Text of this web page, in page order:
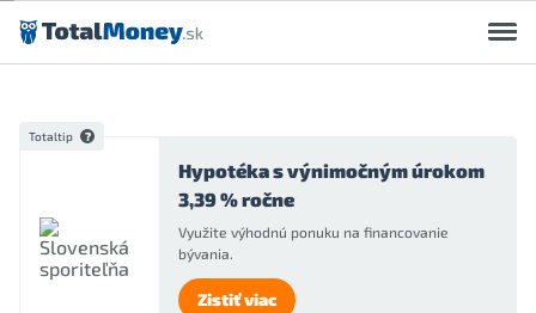
Preskočiť na obsah
Totaltip
Hypotéka s výnimočným úrokom
3,39 % ročne
Využite výhodnú ponuku na financovanie
bývania.
Zistiť viac